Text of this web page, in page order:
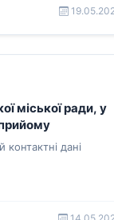
міської ради, у
прийому
контактні дані